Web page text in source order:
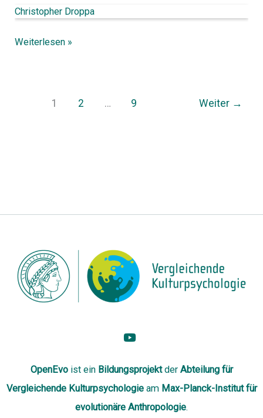
Christopher Droppa
theoretical
sketches
Weiterlesen »
1 2 … 9 Weiter →
OpenEvo ist ein Bildungsprojekt der Abteilung für
Vergleichende Kulturpsychologieam Max-Planck-Institut für
evolutionäre Anthropologie.